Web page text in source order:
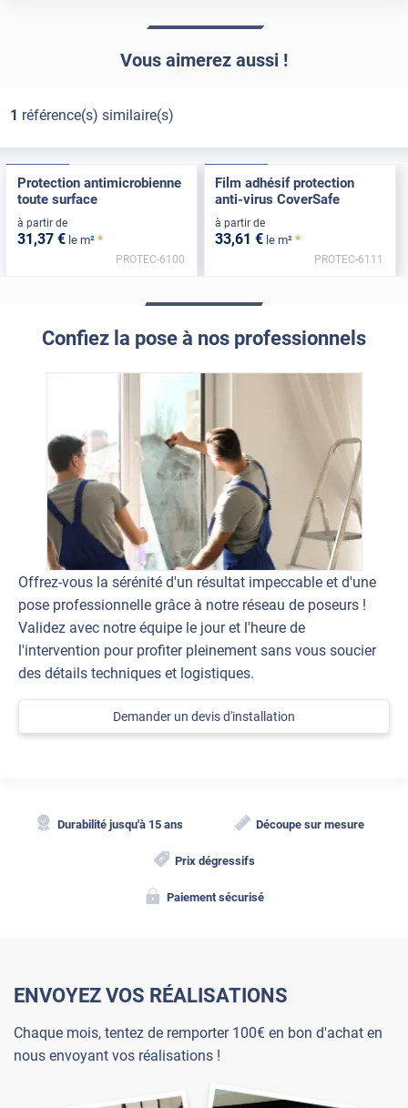
Vous aimerez aussi !
1 référence(s) similaire(s)
Protection antimicrobienne
toute surface
à partir de
31,37 € le m² *
PROTEC-6100
Film adhésif protection
anti-virus CoverSafe
à partir de
33,61 € le m² *
PROTEC-6111
Confiez la pose à nos professionnels
Offrez-vous la sérénité d'un résultat impeccable et d'une
pose professionnelle grâce à notre réseau de poseurs !
Validez avec notre équipe le jour et l'heure de
l'intervention pour profiter pleinement sans vous soucier
des détails techniques et logistiques.
Demander un devis d'installation
Durabilité jusqu'à 15 ans Découpe sur mesure
Prix dégressifs
Paiement sécurisé
ENVOYEZ VOS RÉALISATIONS
Chaque mois, tentez de remporter 100€ en bon d'achat en
nous envoyant vos réalisations !